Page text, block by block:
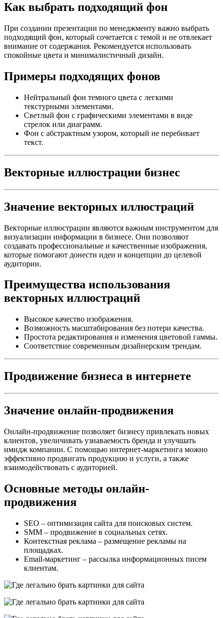
Как выбрать подходящий фон
При создании презентации по менеджменту важно выбрать
подходящий фон, который сочетается с темой и не отвлекает
внимание от содержания. Рекомендуется использовать
спокойные цвета и минималистичный дизайн.
Примеры подходящих фонов
Нейтральный фон темного цвета с легкими
текстурными элементами.
Светлый фон с графическими элементами в виде
стрелок или диаграмм.
Фон с абстрактным узором, который не перебивает
текст.
Векторные иллюстрации бизнес
Значение векторных иллюстраций
Векторные иллюстрации являются важным инструментом для
визуализации информации в бизнесе. Они позволяют
создавать профессиональные и качественные изображения,
которые помогают донести идеи и концепции до целевой
аудитории.
Преимущества использования
векторных иллюстраций
Высокое качество изображения.
Возможность масштабирования без потери качества.
Простота редактирования и изменения цветовой гаммы.
Соответствие современным дизайнерским трендам.
Продвижение бизнеса в интернете
Значение онлайн-продвижения
Онлайн-продвижение позволяет бизнесу привлекать новых
клиентов, увеличивать узнаваемость бренда и улучшать
имидж компании. С помощью интернет-маркетинга можно
эффективно продвигать продукцию и услуги, а также
взаимодействовать с аудиторией.
Основные методы онлайн-
продвижения
SEO – оптимизация сайта для поисковых систем.
SMM – продвижение в социальных сетях.
Контекстная реклама – размещение рекламы на
площадках.
Email-маркетинг – рассылка информационных писем
клиентам.